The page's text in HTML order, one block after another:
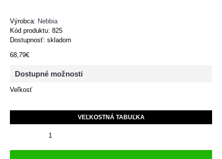
Výrobca: Nebbia
Kód produktu: 825
Dostupnosť: skladom
68,79€
Dostupné možnosti
Veľkosť
VEĽKOSTNÁ TABUĽKA